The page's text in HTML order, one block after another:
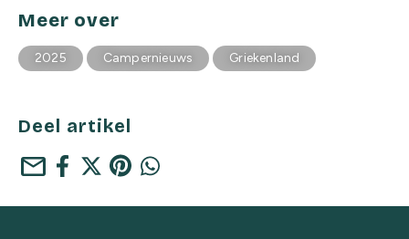
Meer over
2025 Campernieuws Griekenland
Deel artikel
mail